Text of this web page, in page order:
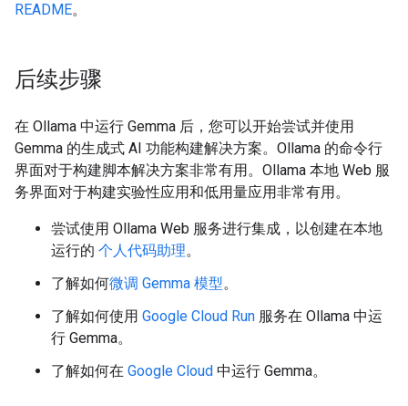
README。
后续步骤
在 Ollama 中运行 Gemma 后，您可以开始尝试并使用
Gemma 的生成式 AI 功能构建解决方案。Ollama 的命令行
界面对于构建脚本解决方案非常有用。Ollama 本地 Web 服
务界面对于构建实验性应用和低用量应用非常有用。
尝试使用 Ollama Web 服务进行集成，以创建在本地
运行的 个人代码助理。
了解如何微调 Gemma 模型。
了解如何使用 Google Cloud Run 服务在 Ollama 中运
行 Gemma。
了解如何在 Google Cloud 中运行 Gemma。